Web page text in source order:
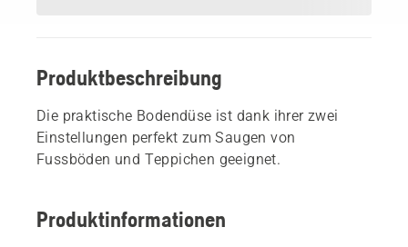
Produktbeschreibung
Die praktische Bodendüse ist dank ihrer zwei
Einstellungen perfekt zum Saugen von
Fussböden und Teppichen geeignet.
Produktinformationen